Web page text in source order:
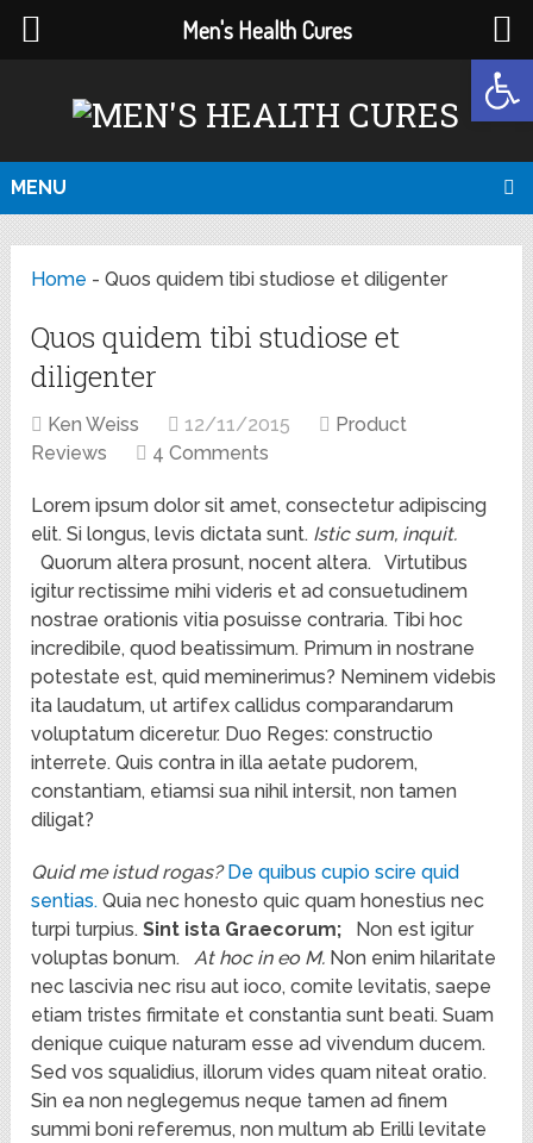
MENU
Home -Quos quidem tibi studiose et diligenter
Quos quidem tibi studiose et
diligenter
Ken Weiss 12/11/2015
Product
Reviews
4 Comments
Lorem ipsum dolor sit amet, consectetur adipiscing
elit. Si longus, levis dictata sunt. Istic sum, inquit.
Quorum altera prosunt, nocent altera. Virtutibus
igitur rectissime mihi videris et ad consuetudinem
nostrae orationis vitia posuisse contraria. Tibi hoc
incredibile, quod beatissimum. Primum in nostrane
potestate est, quid meminerimus? Neminem videbis
ita laudatum, ut artifex callidus comparandarum
voluptatum diceretur. Duo Reges: constructio
interrete. Quis contra in illa aetate pudorem,
constantiam, etiamsi sua nihil intersit, non tamen
diligat?
Quid me istud rogas? De quibus cupio scire quid
sentias. Quia nec honesto quic quam honestius nec
turpi turpius.Sint ista Graecorum;
Non est igitur
voluptas bonum.
At hoc in eo M. Non enim hilaritate
nec lascivia nec risu aut ioco, comite levitatis, saepe
etiam tristes firmitate et constantia sunt beati. Suam
denique cuique naturam esse ad vivendum ducem.
Sed vos squalidius, illorum vides quam niteat oratio.
Sin ea non neglegemus neque tamen ad finem
summi boni referemus, non multum ab Erilli levitate
Men's Health Cures